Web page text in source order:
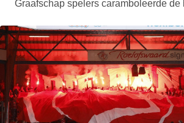
Graafschap spelers caramboleerde de